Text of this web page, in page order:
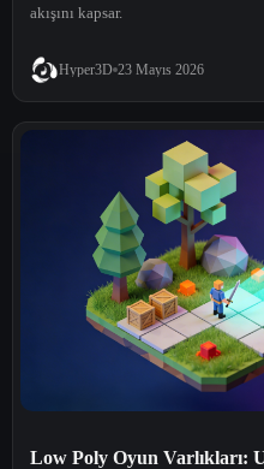
akışını kapsar.
Hyper3D 23 Mayıs 2026
Low Poly Oyun Varlıkları: